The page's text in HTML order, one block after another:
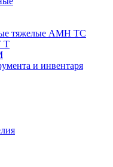
тяжелые AMH TC
T
и инвентаря